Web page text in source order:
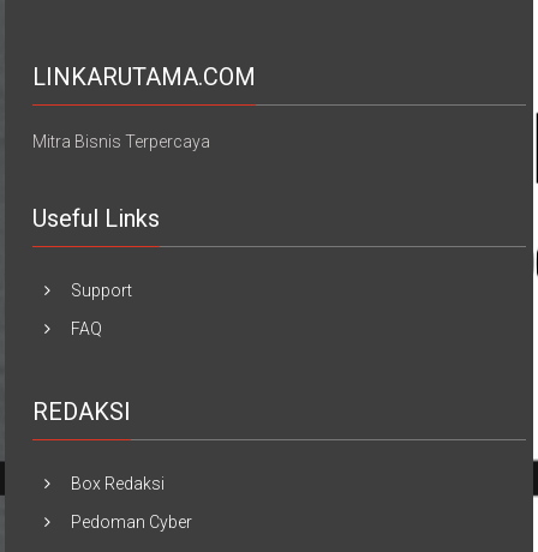
LINKARUTAMA.COM
Mitra Bisnis Terpercaya
Useful Links
Support
FAQ
REDAKSI
Box Redaksi
Pedoman Cyber